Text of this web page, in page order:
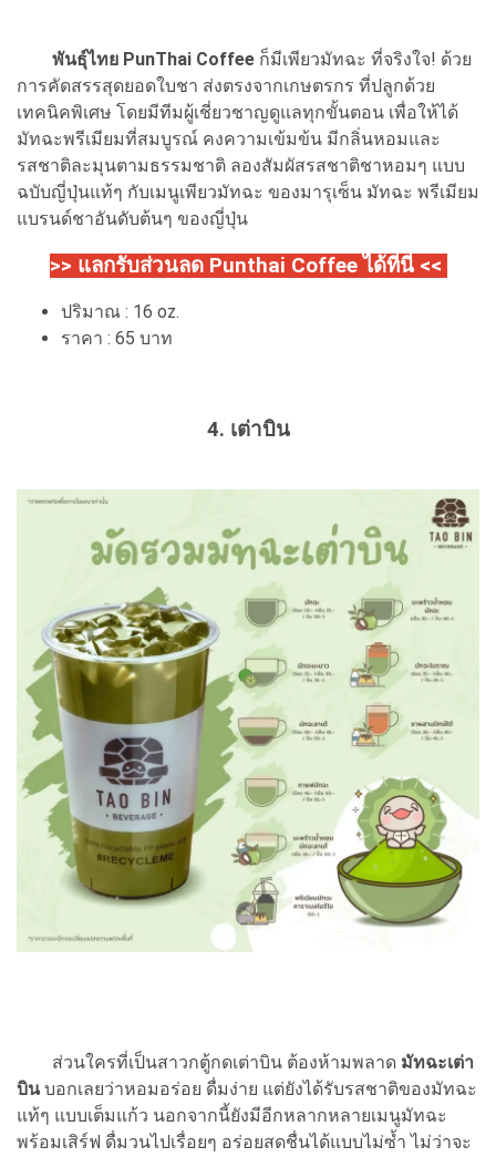
พันธุ์ไทย PunThai Coffee ก็มีเพียวมัทฉะ ที่จริงใจ! ด้วย
การคัดสรรสุดยอดใบชา ส่งตรงจากเกษตรกร ที่ปลูกด้วย
เทคนิคพิเศษ โดยมีทีมผู้เชี่ยวชาญดูแลทุกขั้นตอน เพื่อให้ได้
มัทฉะพรีเมียมที่สมบูรณ์ คงความเข้มข้น มีกลิ่นหอมและ
รสชาติละมุนตามธรรมชาติ ลองสัมผัสรสชาติชาหอมๆ แบบ
ฉบับญี่ปุ่นแท้ๆ กับเมนูเพียวมัทฉะ ของมารุเซ็น มัทฉะ พรีเมียม
แบรนด์ชาอันดับต้นๆ ของญี่ปุ่น
>> แลกรับส่วนลด Punthai Coffee ได้ที่นี่ <<
ปริมาณ : 16 oz.
ราคา : 65 บาท
4. เต่าบิน
ส่วนใครที่เป็นสาวกตู้กดเต่าบิน ต้องห้ามพลาด มัทฉะเต่า
บินบอกเลยว่าหอมอร่อย ดื่มง่าย แต่ยังได้รับรสชาติของมัทฉะ
แท้ๆ แบบเต็มแก้ว นอกจากนี้ยังมีอีกหลากหลายเมนูมัทฉะ
พร้อมเสิร์ฟ ดื่มวนไปเรื่อยๆ อร่อยสดชื่นได้แบบไม่ซ้ำ ไม่ว่าจะ